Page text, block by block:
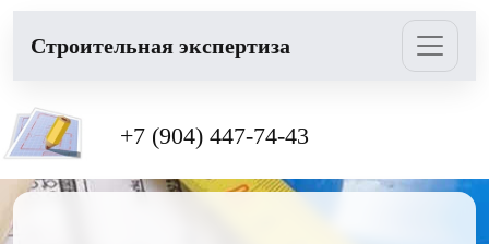
Cтроительная экспертиза
+7 (904) 447-74-43